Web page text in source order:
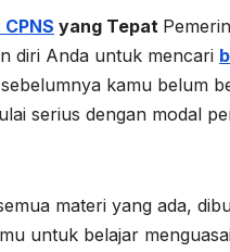
yang Tepat
diri Anda untuk mencari
kamu belum
serius dengan modal
materi yang ada,
untuk belajar